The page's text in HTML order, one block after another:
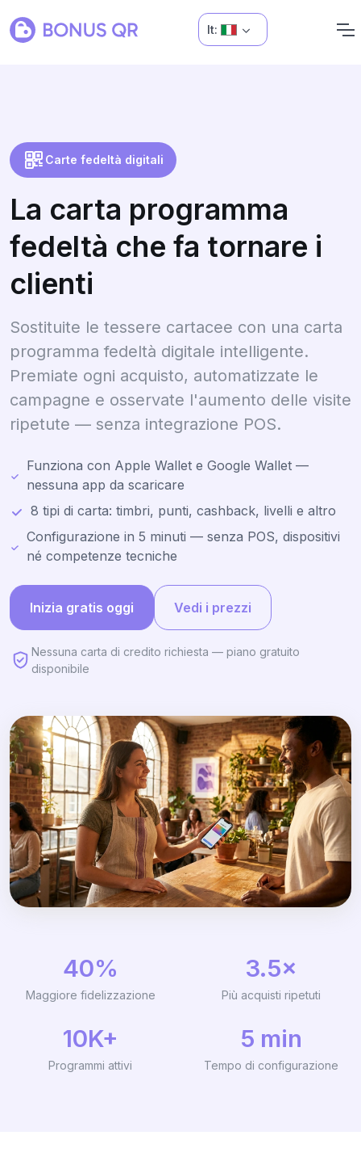
It:
Carte fedeltà digitali
La carta programma
fedeltà che fa tornare i
clienti
Sostituite le tessere cartacee con una carta
programma fedeltà digitale intelligente.
Premiate ogni acquisto, automatizzate le
campagne e osservate l'aumento delle visite
ripetute — senza integrazione POS.
Funziona con Apple Wallet e Google Wallet —
nessuna app da scaricare
8 tipi di carta: timbri, punti, cashback, livelli e altro
Configurazione in 5 minuti — senza POS, dispositivi
né competenze tecniche
Inizia gratis oggi Vedi i prezzi
Nessuna carta di credito richiesta — piano gratuito
disponibile
40%
Maggiore fidelizzazione
3.5×
Più acquisti ripetuti
10K+
Programmi attivi
5 min
Tempo di configurazione